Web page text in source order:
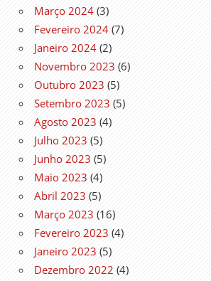
Março 2024 (3)
Fevereiro 2024 (7)
Janeiro 2024 (2)
Novembro 2023 (6)
Outubro 2023 (5)
Setembro 2023 (5)
Agosto 2023 (4)
Julho 2023 (5)
Junho 2023 (5)
Maio 2023 (4)
Abril 2023 (5)
Março 2023 (16)
Fevereiro 2023 (4)
Janeiro 2023 (5)
Dezembro 2022 (4)